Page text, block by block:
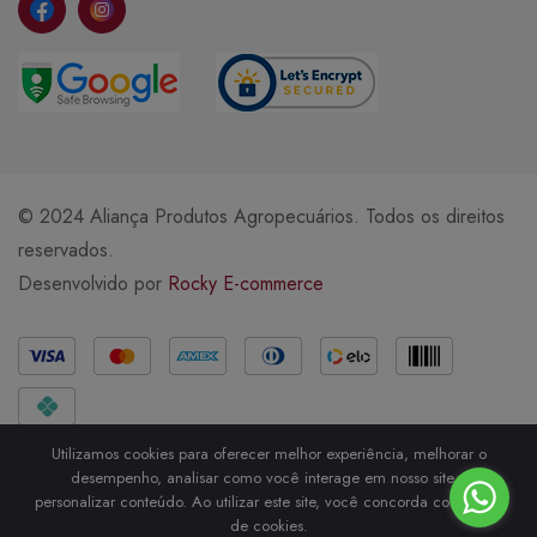
© 2024 Aliança Produtos Agropecuários. Todos os direitos
reservados.
Desenvolvido por Rocky E-commerce
Métodos de Pagamento
Utilizamos cookies para oferecer melhor experiência, melhorar o
desempenho, analisar como você interage em nosso site e
personalizar conteúdo. Ao utilizar este site, você concorda com o uso
de cookies.